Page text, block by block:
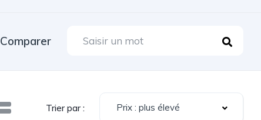
Comparer
Trier par : Prix : plus élevé